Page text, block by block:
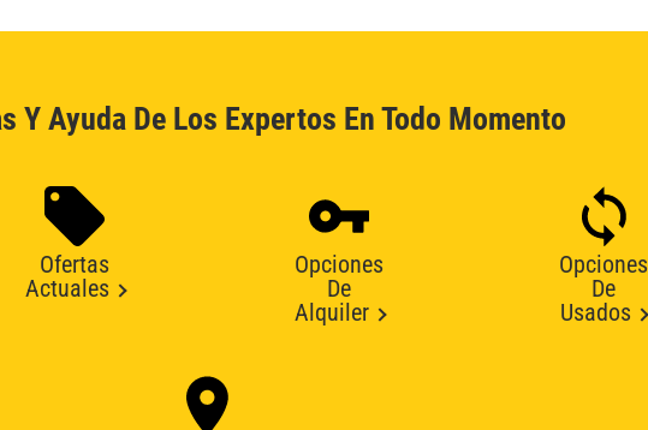
Y Ayuda De Los Expertos En Todo Momento
Ofertas
Actuales
Opciones
De
Alquiler
Opciones
De
Usados